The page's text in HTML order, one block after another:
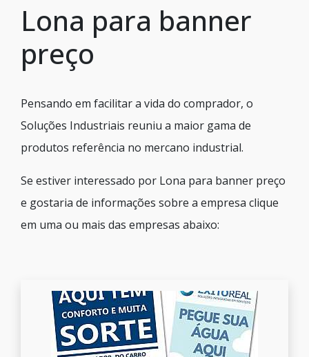
Lona para banner
preço
Pensando em facilitar a vida do comprador, o
Soluções Industriais reuniu a maior gama de
produtos referência no mercano industrial.
Se estiver interessado por Lona para banner preço
e gostaria de informações sobre a empresa clique
em uma ou mais das empresas abaixo: